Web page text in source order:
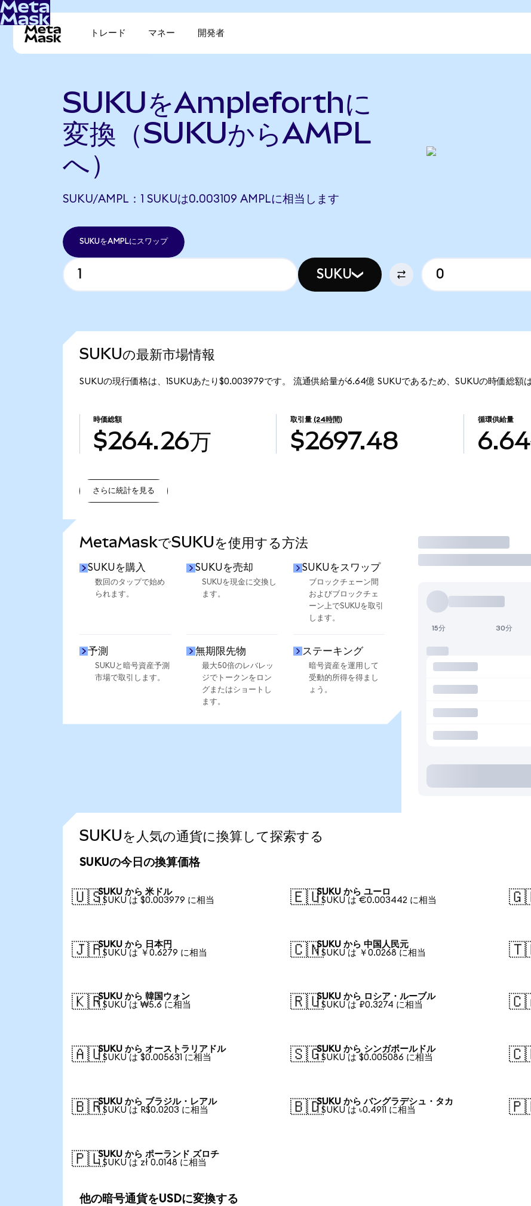
トレード マネー 開発者
SUKUをAmpleforthに
変換（SUKUからAMPL
へ）
SUKU/AMPL：1 SUKUは0.003109 AMPLに相当します
SUKUをAMPLにスワップ
SUKU
SUKUの最新市場情報
SUKUの現行価格は、1SUKUあたり$0.003979です。 流通供給量が6.64億 SUKUであるため、SUKUの時価総額
時価総額
$264.26万
取引量 (24時間)
$2697.48
循環供給量
さらに統計を見る
MetaMaskでSUKUを使用する方法
SUKUを購入
数回のタップで始め
られます。
SUKUを売却
SUKUを現金に交換し
ます。
SUKUをスワップ
ブロックチェーン間
およびブロックチェ
ーン上でSUKUを取引
します。
予測
SUKUと暗号資産予測
市場で取引します。
無期限先物
最大50倍のレバレッ
ジでトークンをロン
グまたはショートし
ます。
ステーキング
暗号資産を運用して
受動的所得を得まし
ょう。
取引
15分 30分
SUKUを人気の通貨に換算して探索する
SUKUの今日の換算価格
🇺🇸SUKU から 米ドル
1 SUKU は $0.003979 に相当
🇪🇺SUKU から ユーロ
1 SUKU は €0.003442 に相当
🇯🇵SUKU から 日本円
1 SUKU は ￥0.6279 に相当
🇨🇳SUKU から 中国人民元
1 SUKU は ￥0.0268 に相当
🇰🇷SUKU から 韓国ウォン
1 SUKU は ₩5.6 に相当
🇷🇺SUKU から ロシア・ルーブル
1 SUKU は ₽0.3274 に相当
🇦🇺SUKU から オーストラリアドル
1 SUKU は $0.005631 に相当
🇸🇬SUKU から シンガポールドル
1 SUKU は $0.005086 に相当
🇧🇷SUKU から ブラジル・レアル
1 SUKU は R$0.0203 に相当
🇧🇩SUKU から バングラデシュ・タカ
1 SUKU は ৳0.4911 に相当
🇵🇱SUKU から ポーランド ズロチ
1 SUKU は zł 0.0148 に相当
他の暗号通貨をUSDに変換する